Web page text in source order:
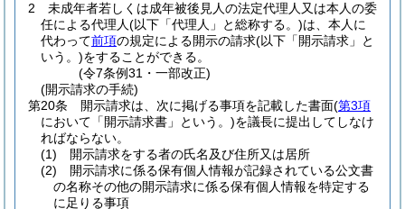
2
未成年者若しくは成年被後見人の法定代理人又は本人の委
任による代理人(以下「代理人」と総称する。)は、本人に
代わって前項の規定による開示の請求(以下「開示請求」と
いう。)をすることができる。
(令7条例31・一部改正)
(開示請求の手続)
第20条
開示請求は、次に掲げる事項を記載した書面(第3項
において「開示請求書」という。)を議長に提出してしなけ
ればならない。
(1)
開示請求をする者の氏名及び住所又は居所
(2)
開示請求に係る保有個人情報が記録されている公文書
の名称その他の開示請求に係る保有個人情報を特定する
に足りる事項